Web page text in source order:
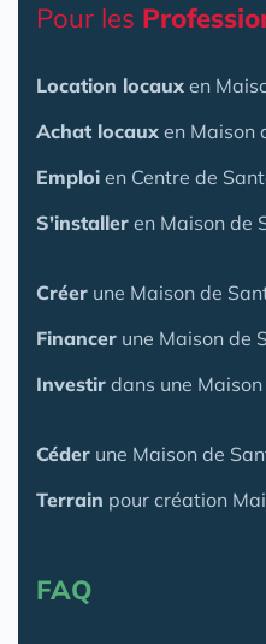
Pour les
Location locaux en
Achat locaux en Maison
Emploi en Centre de
S'installer en Maison de
Créer une Maison de
Financer une Maison de
Investir dans une
Céder une Maison de
Terrain pour création
FAQ